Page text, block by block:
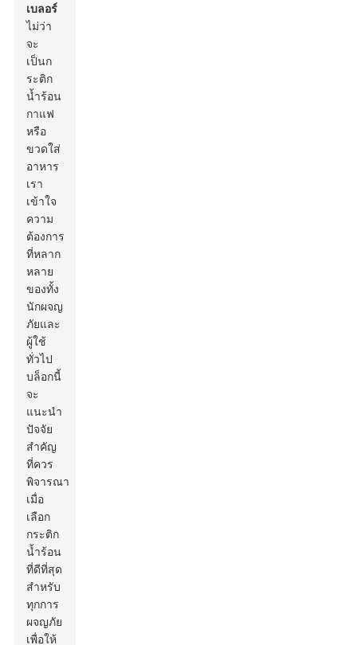
เบลอร์
ไม่ว่า
จะ
เป็นก
ระติก
น้ำร้อน
กาแฟ
หรือ
ขวดใส่
อาหาร
เรา
เข้าใจ
ความ
ต้องการ
ที่หลาก
หลาย
ของทั้ง
นักผจญ
ภัยและ
ผู้ใช้
ทั่วไป
บล็อกนี้
จะ
แนะนำ
ปัจจัย
สำคัญ
ที่ควร
พิจารณา
เมื่อ
เลือก
กระติก
น้ำร้อน
ที่ดีที่สุด
สำหรับ
ทุกการ
ผจญภัย
เพื่อให้